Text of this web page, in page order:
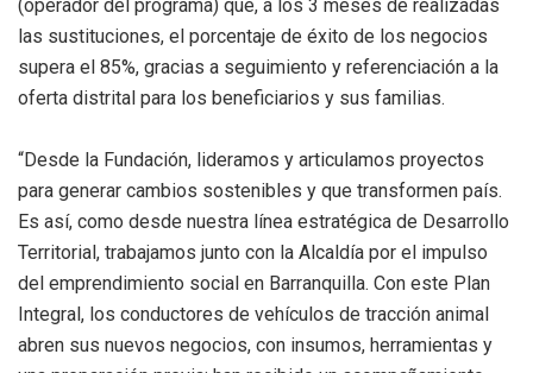
(operador del programa) que, a los 3 meses de realizadas
las sustituciones, el porcentaje de éxito de los negocios
supera el 85%, gracias a seguimiento y referenciación a la
oferta distrital para los beneficiarios y sus familias.
“Desde la Fundación, lideramos y articulamos proyectos
para generar cambios sostenibles y que transformen país.
Es así, como desde nuestra línea estratégica de Desarrollo
Territorial, trabajamos junto con la Alcaldía por el impulso
del emprendimiento social en Barranquilla. Con este Plan
Integral, los conductores de vehículos de tracción animal
abren sus nuevos negocios, con insumos, herramientas y